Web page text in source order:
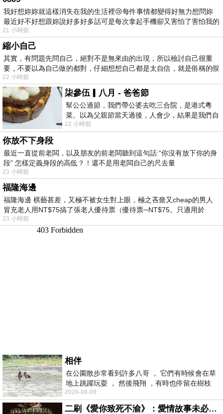
我好想妳妳就這樣消失在我的生活裡😢每件事情都變得好無力想問妳
最近好不好想跟妳說好多好多話可是每次拿起手機卻又害怕了害怕我的
出現
21 小時前
縮小自己
其實，有問題先問自己，絕對不是無來由的出現，所以檢討自己很重
要，不要以為自己做的都對，仔細想想自己都是太自信，就是俗稱的假
22 小時前
柒參伍▎八月 - 爸爸節
幫公公過節，我們帶公婆去吃三合院，是港式粵
菜。以為父親節當天過後，人會少，結果是我們自
己想多了。人陸續地進，滿滿都是人，個人
22 小時前
你放不下身段
最近一直從前老闆，以及朋友的前老闆聽到這句話:“你沒有放下你的身
段” 怎樣定義身段的高低？！還不是用老闆自己的尺去量
23 小時前
福隆海邊
福隆海邊 棋藝甚差，又極不被女生對上眼，極之吝嗇又cheap的男人
冒充老人用NT$75搞了張老人優待票（優待票─NT$75。只適用於
23 小時前
相伴
在公園散步常看到許多八哥 ， 它們有時候會在草
地上跳躍玩耍 ， 然後飛翔 ，有時也停留在樹枝
上，它們身軀是咖啡色的，鳥喙是黃色
2026-08-09
二刷《愛你致死不渝》：愛情故事未必是浪漫故事